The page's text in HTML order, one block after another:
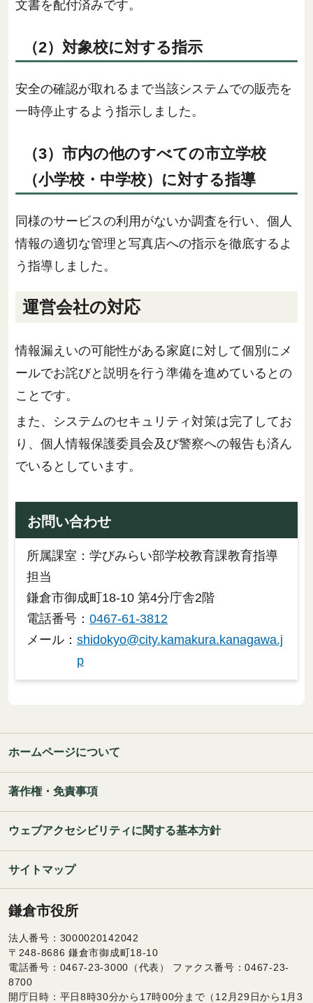
文書を配付済みです。
（2）対象校に対する指示
安全の確認が取れるまで当該システムでの販売を
一時停止するよう指示しました。
（3）市内の他のすべての市立学校
（小学校・中学校）に対する指導
同様のサービスの利用がないか調査を行い、個人
情報の適切な管理と写真店への指示を徹底するよ
う指導しました。
運営会社の対応
情報漏えいの可能性がある家庭に対して個別にメ
ールでお詫びと説明を行う準備を進めているとの
ことです。
また、システムのセキュリティ対策は完了してお
り、個人情報保護委員会及び警察への報告も済ん
でいるとしています。
お問い合わせ
所属課室：学びみらい部学校教育課教育指導
担当
鎌倉市御成町18-10 第4分庁舎2階
電話番号： 0467-61-3812
メール： shidokyo@city.kamakura.kanagawa.j
p
ホームページについて
著作権・免責事項
ウェブアクセシビリティに関する基本方針
サイトマップ
鎌倉市役所
法人番号：3000020142042
〒248-8686 鎌倉市御成町18-10
電話番号：0467-23-3000（代表） ファクス番号：0467-23-
8700
開庁日時：平日8時30分から17時00分まで（12月29日から1月3